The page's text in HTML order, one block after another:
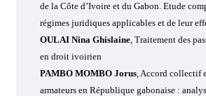
de la Côte d’Ivoire et du Gabon. Etude
régimes juridiques applicables et de leur
OULAI Nina Ghislaine, Traitement des
en droit ivoirien
PAMBO MOMBO Jorus,Accord collectif
armateurs en République gabonaise :